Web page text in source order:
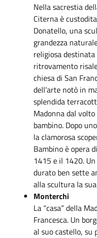
Nella sacrestia
Citerna è
Donatello, una
grandezza
religiosa
ritrovamento
chiesa di San
dell’arte notò in
splendida
Madonna dal
bambino. Dopo
la clamorosa
Bambino è opera
1415 e il 1420.
durato ben sette
alla scultura la
Monterchi
La “casa” della
Francesca. Un
al suo castello, su